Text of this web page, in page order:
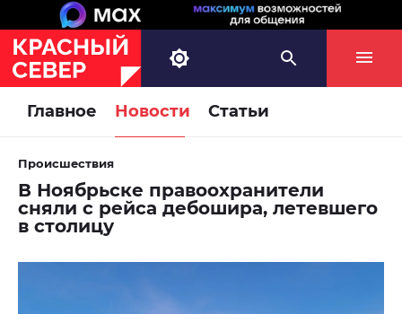
Главное Новости Статьи
Происшествия
В Ноябрьске правоохранители
сняли с рейса дебошира, летевшего
в столицу